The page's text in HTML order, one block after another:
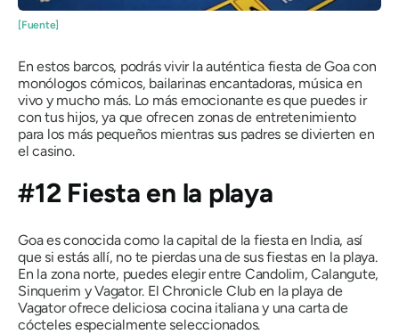
[Fuente]
En estos barcos, podrás vivir la auténtica fiesta de Goa con
monólogos cómicos, bailarinas encantadoras, música en
vivo y mucho más. Lo más emocionante es que puedes ir
con tus hijos, ya que ofrecen zonas de entretenimiento
para los más pequeños mientras sus padres se divierten en
el casino.
#12 Fiesta en la playa
Goa es conocida como la capital de la fiesta en India, así
que si estás allí, no te pierdas una de sus fiestas en la playa.
En la zona norte, puedes elegir entre Candolim, Calangute,
Sinquerim y Vagator. El Chronicle Club en la playa de
Vagator ofrece deliciosa cocina italiana y una carta de
cócteles especialmente seleccionados.